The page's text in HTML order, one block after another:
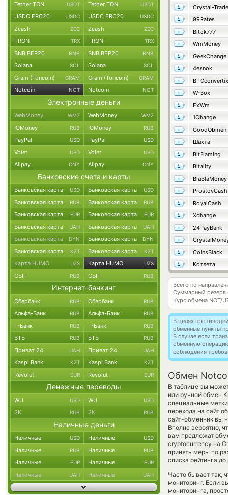
Crystal-Trade
99Rates
Bitok777
WmMoney
GeekChange
4esnok
BTCconvertix
W-Box
ExWm
1Change
GoodObmen
Шахта
BitFlaming
Bitality
BlaBlaMoney
ProstovCash
RoyalCash
Xchange
24PayBank
CoinsBlack
Котлета
Всего по
Суммарный резерв
Курс обмена NOT/
В целях
обменные пункты
В случае если
обменную
соблюдения
Обмен
В таблице вы
или ручной обмен
специальные
перехода на сайт
сайт-обменник вы
Вполне вероятно,
вам предложат
cryptocurrency на
принять меры по
списка рейтинга
Часто бывает так,
мониторинг. Если
мониторинга,
Tether TON USDT Tether TON USDT
USDC ERC20 USDC USDC ERC20 USDC
Zcash ZEC Zcash ZEC
TRON TRX TRON TRX
BNB BEP20 BNB BNB BEP20 BNB
Solana SOL Solana SOL
Gram (Toncoin) GRAM Gram (Toncoin) GRAM
Notcoin NOT Notcoin NOT
Электронные деньги
WebMoney WMZ WebMoney WMZ
ЮMoney RUB ЮMoney RUB
PayPal USD PayPal USD
Volet USD Volet USD
Alipay CNY Alipay CNY
Банковские счета и карты
Банковская карта USD Банковская карта USD
Банковская карта RUB Банковская карта RUB
Банковская карта EUR Банковская карта EUR
Банковская карта UAH Банковская карта UAH
Банковская карта BYN Банковская карта BYN
Банковская карта KZT Банковская карта KZT
Карта HUMO UZS Карта HUMO UZS
СБП RUB СБП RUB
Интернет-банкинг
Сбербанк RUB Сбербанк RUB
Альфа-Банк RUB Альфа-Банк RUB
Т-Банк RUB Т-Банк RUB
ВТБ RUB ВТБ RUB
Приват 24 UAH Приват 24 UAH
Kaspi Bank KZT Kaspi Bank KZT
Revolut EUR Revolut EUR
Денежные переводы
WU USD WU USD
ЗК RUB ЗК RUB
Наличные деньги
Наличные USD Наличные USD
Наличные RUB Наличные RUB
Наличные EUR Наличные EUR
Наличные UAH Наличные UAH